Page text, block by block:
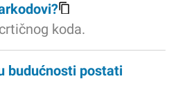
koda.
budućnosti postati